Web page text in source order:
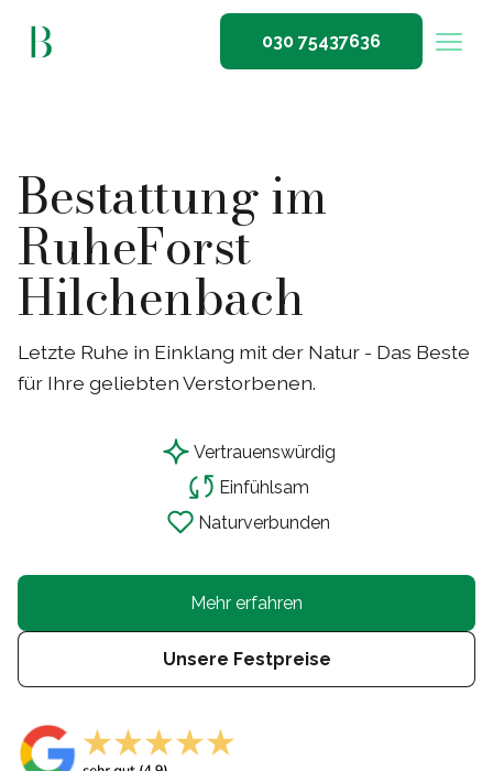
030 75437636
Bestattung im
RuheForst
Hilchenbach
Letzte Ruhe in Einklang mit der Natur - Das Beste
für Ihre geliebten Verstorbenen.
Vertrauenswürdig
Einfühlsam
Naturverbunden
Mehr erfahren
Unsere Festpreise